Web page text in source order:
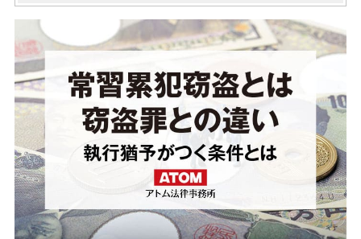
ホームに戻る
刑事事件でお困りの方
刑事事件の無料相談
接見・面会を弁護士に依頼